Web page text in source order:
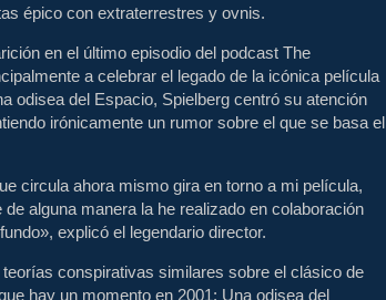
épico con extraterrestres y ovnis.
en el último episodio del podcast The
a celebrar el legado de la icónica película
odisea del Espacio, Spielberg centró su atención
irónicamente un rumor sobre el que se basa el
circula ahora mismo gira en torno a mi película,
alguna manera la he realizado en colaboración
explicó el legendario director.
conspirativas similares sobre el clásico de
hay un momento en 2001: Una odisea del